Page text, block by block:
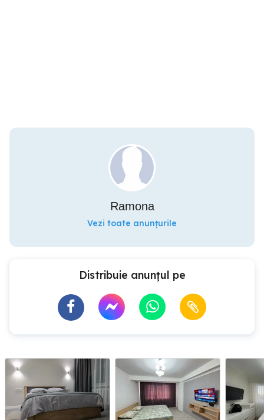
Ramona
Vezi toate anunțurile
Distribuie anunțul pe